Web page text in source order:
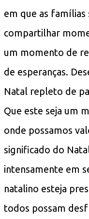
em que as famílias
compartilhar
um momento de
de esperanças.
Natal repleto de
Que este seja um
onde possamos
significado do
intensamente em
natalino esteja
todos possam